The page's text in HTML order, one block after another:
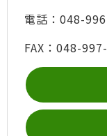
電話：048-
FAX：048-